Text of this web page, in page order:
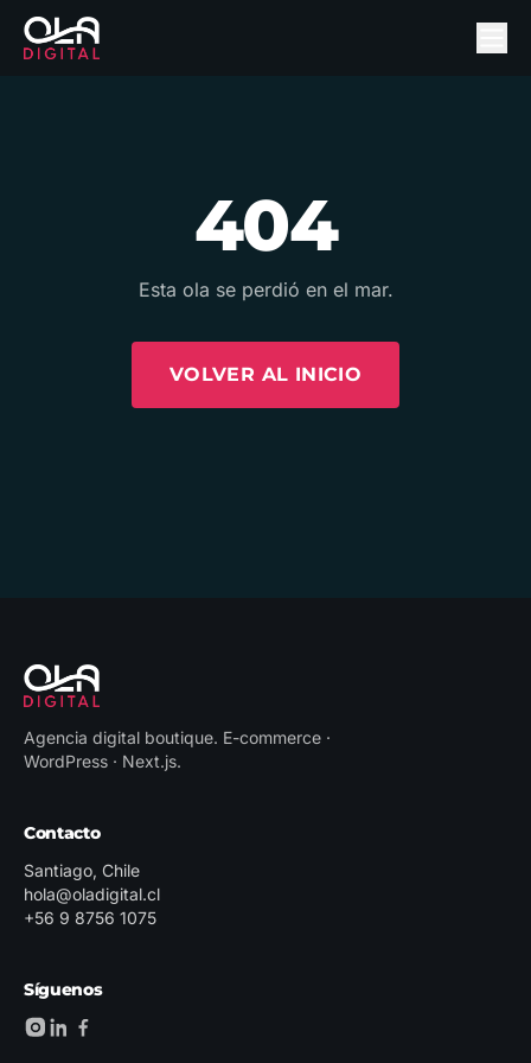
404
Esta ola se perdió en el mar.
VOLVER AL INICIO
Agencia digital boutique. E-commerce ·
WordPress · Next.js.
Contacto
Santiago, Chile
hola@oladigital.cl
+56 9 8756 1075
Síguenos